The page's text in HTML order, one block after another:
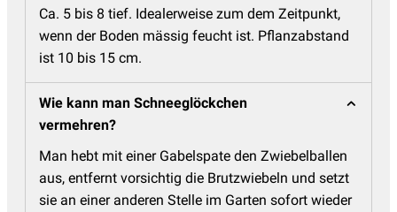
Ca. 5 bis 8 tief. Idealerweise zum dem Zeitpunkt,
wenn der Boden mässig feucht ist. Pflanzabstand
ist 10 bis 15 cm.
Wie kann man Schneeglöckchen
vermehren?
Man hebt mit einer Gabelspate den Zwiebelballen
aus, entfernt vorsichtig die Brutzwiebeln und setzt
sie an einer anderen Stelle im Garten sofort wieder